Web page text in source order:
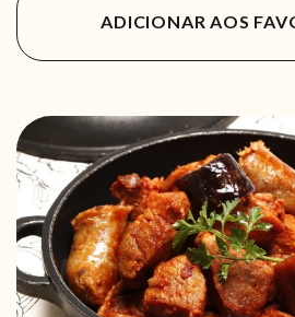
ADICIONAR AOS